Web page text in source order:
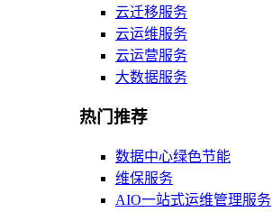
云迁移服务
云运维服务
云运营服务
大数据服务
热门推荐
数据中心绿色节能
维保服务
AIO一站式运维管理服务